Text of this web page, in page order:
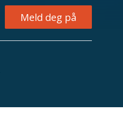
Meld deg på